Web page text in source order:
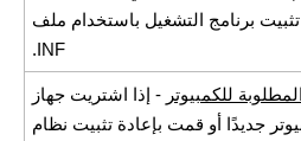
برنامج التشغيل باستخدام ملف
INF.
للكمبيوتر - إذا اشتريت جهاز
جديدًا أو قمت بإعادة تثبيت نظام